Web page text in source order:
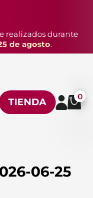
realizados durante
de agosto.
TIENDA 0
06-25